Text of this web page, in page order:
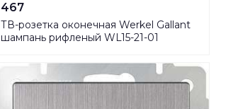
467
ТВ-розетка оконечная Werkel Gallant
шампань рифленый WL15-21-01